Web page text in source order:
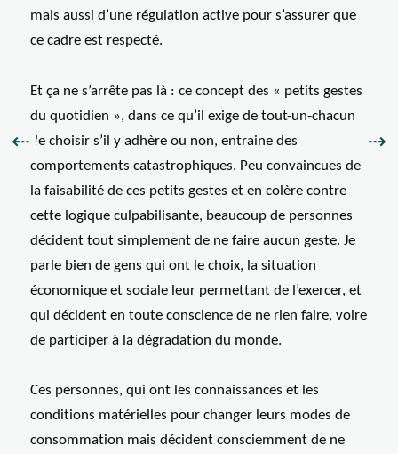
mais aussi d’une régulation active pour s’assurer que
ce cadre est respecté.
Et ça ne s’arrête pas là : ce concept des « petits gestes
du quotidien », dans ce qu’il exige de tout-un-chacun
de choisir s’il y adhère ou non, entraine des
comportements catastrophiques. Peu convaincues de
la faisabilité de ces petits gestes et en colère contre
cette logique culpabilisante, beaucoup de personnes
décident tout simplement de ne faire aucun geste. Je
parle bien de gens qui ont le choix, la situation
économique et sociale leur permettant de l’exercer, et
qui décident en toute conscience de ne rien faire, voire
de participer à la dégradation du monde.
Ces personnes, qui ont les connaissances et les
conditions matérielles pour changer leurs modes de
consommation mais décident consciemment de ne
Précédent :
⇠ ⇢